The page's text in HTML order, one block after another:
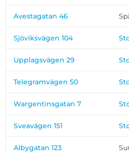
Avestagatan 46
Sjöviksvägen 104
Upplagsvägen 29
Telegramvägen 50
Wargentinsgatan 7
Sveavägen 151
Albygatan 123